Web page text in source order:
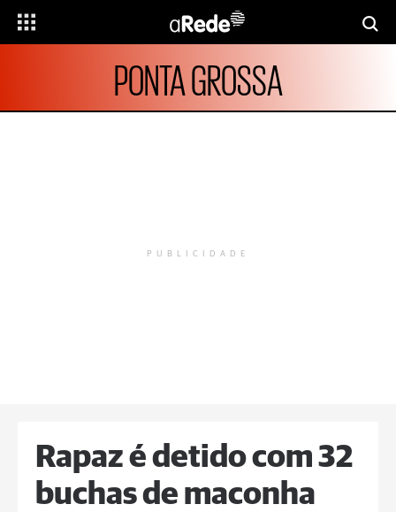
PONTA GROSSA
PUBLICIDADE
Rapaz é detido com 32
buchas de maconha